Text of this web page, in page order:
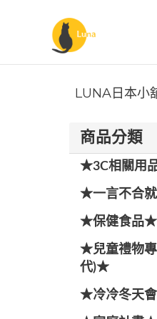
Luna日本小舖
LUNA日本小
商品分類
★3C相關用
★一言不合
★保健食品★
★兒童禮物
代)★
★冷冷冬天